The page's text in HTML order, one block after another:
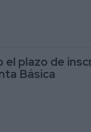
plazo de
Básica